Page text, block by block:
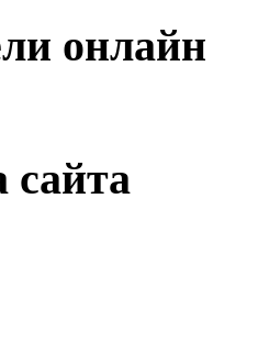
онлайн
сайта